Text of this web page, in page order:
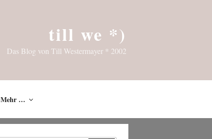
till we *)
Das Blog von Till Westermayer * 2002
Mehr …